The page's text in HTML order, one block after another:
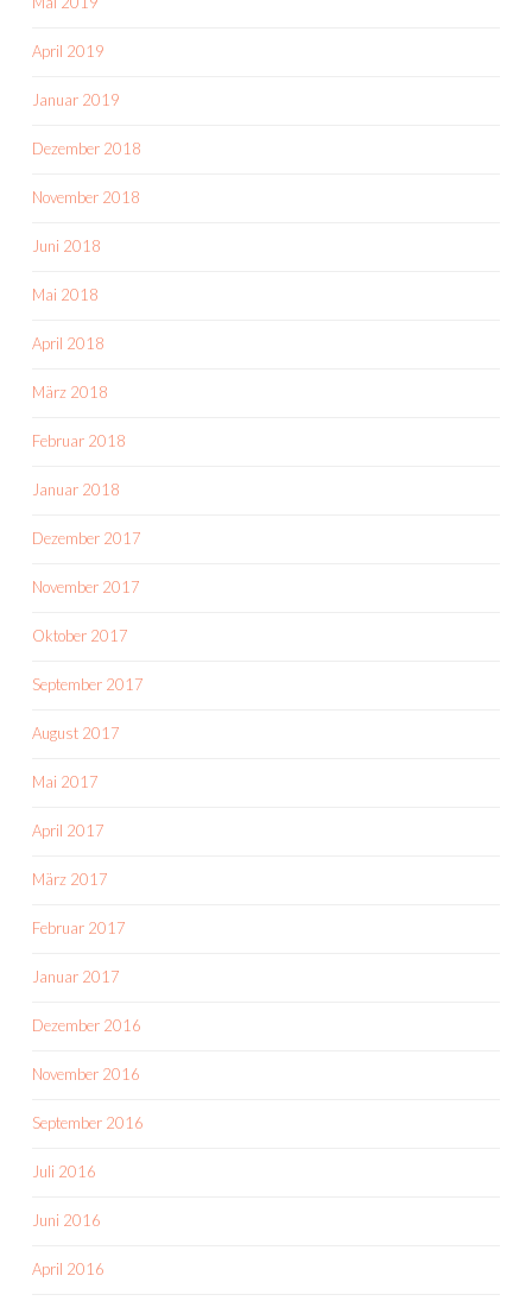
April 2019
Januar 2019
Dezember 2018
November 2018
Juni 2018
Mai 2018
April 2018
März 2018
Februar 2018
Januar 2018
Dezember 2017
November 2017
Oktober 2017
September 2017
August 2017
Mai 2017
April 2017
März 2017
Februar 2017
Januar 2017
Dezember 2016
November 2016
September 2016
Juli 2016
Juni 2016
April 2016